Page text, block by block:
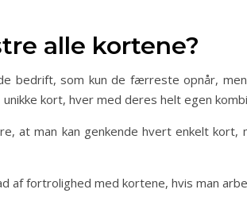
alle kortene?
bedrift, som kun de færreste opnår,
kort, hver med deres helt egen
at man kan genkende hvert enkelt kort,
af fortrolighed med kortene, hvis man